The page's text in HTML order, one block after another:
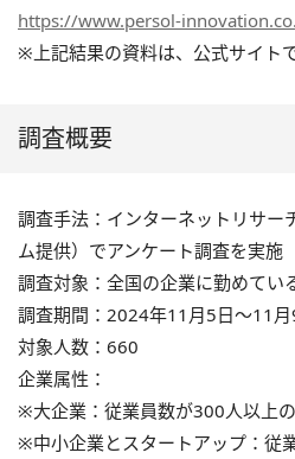
https://www.persol-
※上記結果の資料は、公式サイト
調査概要
調査手法：インターネットリサー
ム提供）でアンケート調査を実施
調査対象：全国の企業に勤めてい
調査期間：2024年11月5日〜11月
対象人数：660
企業属性：
※大企業：従業員数が300人以上
※中小企業とスタートアップ：従